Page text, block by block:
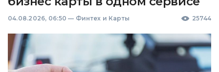
04.08.2026, 06:50 — Финтех и Карты 25744